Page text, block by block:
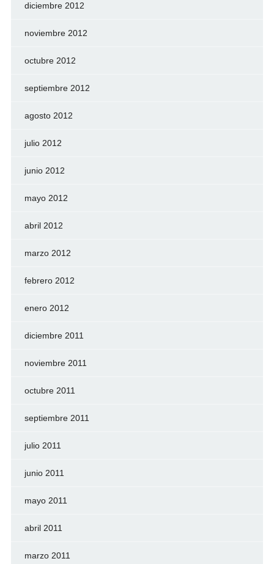
diciembre 2012
noviembre 2012
octubre 2012
septiembre 2012
agosto 2012
julio 2012
junio 2012
mayo 2012
abril 2012
marzo 2012
febrero 2012
enero 2012
diciembre 2011
noviembre 2011
octubre 2011
septiembre 2011
julio 2011
junio 2011
mayo 2011
abril 2011
marzo 2011